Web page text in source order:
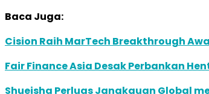
Baca Juga:
Cision Raih MarTech Breakthrough
Fair Finance Asia Desak Perbankan
Shueisha Perluas Jangkauan Global